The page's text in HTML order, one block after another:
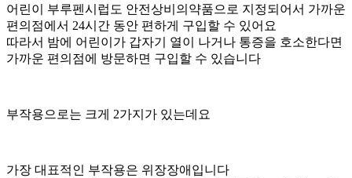
어린이 부루펜시럽도 안전상비의약품으로 지정되어서 가까운
편의점에서 24시간 동안 편하게 구입할 수 있어요
따라서 밤에 어린이가 갑자기 열이 나거나 통증을 호소한다면
가까운 편의점에 방문하면 구입할 수 있습니다
부작용으로는 크게 2가지가 있는데요
가장 대표적인 부작용은 위장장애입니다